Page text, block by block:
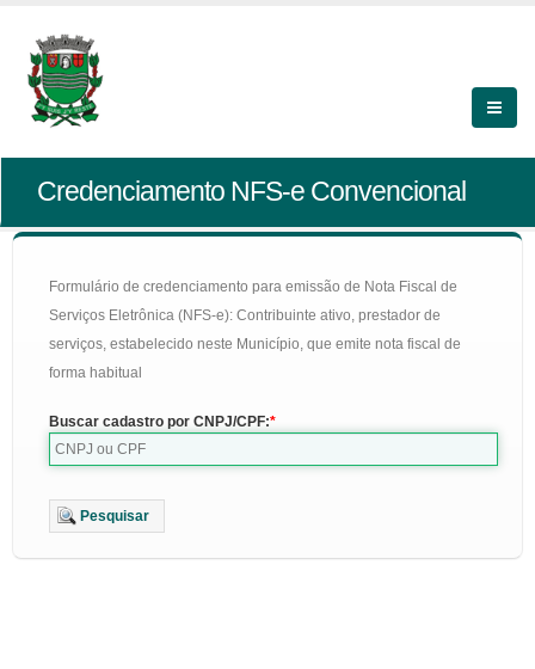
Credenciamento NFS-e Convencional
Formulário de credenciamento para emissão de Nota Fiscal de
Serviços Eletrônica (NFS-e): Contribuinte ativo, prestador de
serviços, estabelecido neste Município, que emite nota fiscal de
forma habitual
Buscar cadastro por CNPJ/CPF:
Pesquisar